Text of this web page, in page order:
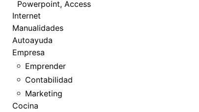
Powerpoint, Access
Internet
Manualidades
Autoayuda
Empresa
Emprender
Contabilidad
Marketing
Cocina